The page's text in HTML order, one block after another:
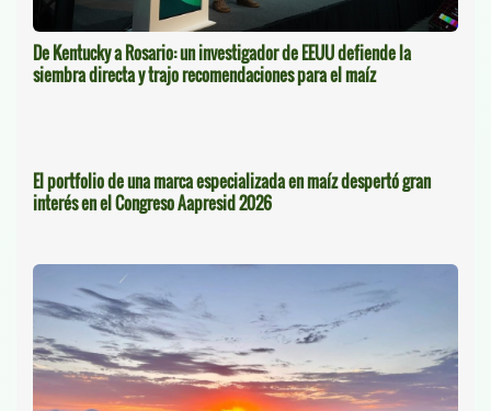
De Kentucky a Rosario: un investigador de EEUU defiende la
siembra directa y trajo recomendaciones para el maíz
El portfolio de una marca especializada en maíz despertó gran
interés en el Congreso Aapresid 2026